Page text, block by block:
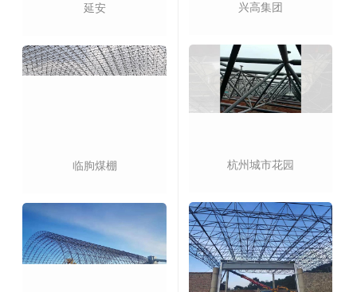
延安
临朐煤棚
兴高集团
杭州城市花园